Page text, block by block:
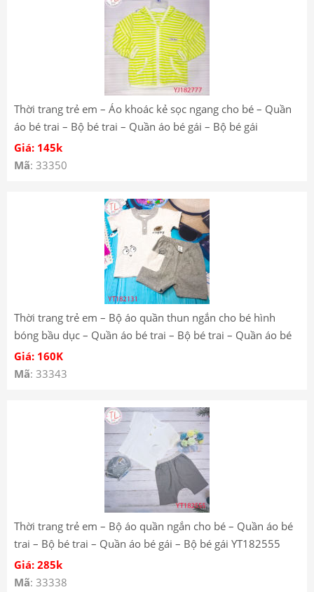
Thời trang trẻ em – Áo khoác kẻ sọc ngang cho bé – Quần
áo bé trai – Bộ bé trai – Quần áo bé gái – Bộ bé gái
YJ182777 YJ182736
Giá: 145k
Mã: 33350
Thời trang trẻ em – Bộ áo quần thun ngắn cho bé hình
bóng bầu dục – Quần áo bé trai – Bộ bé trai – Quần áo bé
gái – Bộ bé gái YT182131
Giá: 160K
Mã: 33343
Thời trang trẻ em – Bộ áo quần ngắn cho bé – Quần áo bé
trai – Bộ bé trai – Quần áo bé gái – Bộ bé gái YT182555
Giá: 285k
Mã: 33338